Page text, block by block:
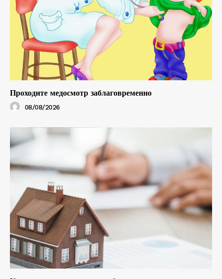
Проходите медосмотр заблаговременно
08/08/2026